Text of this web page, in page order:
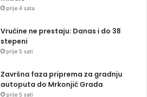
prije 4 sata
Vrućine ne prestaju: Danas i do 38
stepeni
prije 5 sati
Završna faza priprema za gradnju
autoputa do Mrkonjić Grada
prije 5 sati